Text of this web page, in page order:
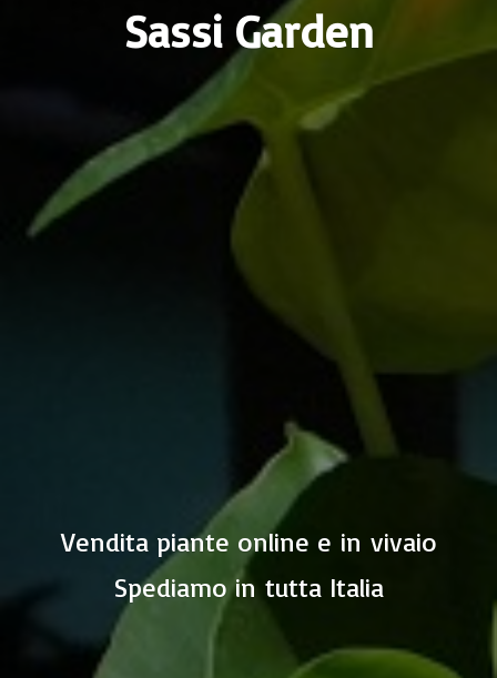
Sassi Garden
Vendita piante online e in vivaio
Spediamo in tutta Italia